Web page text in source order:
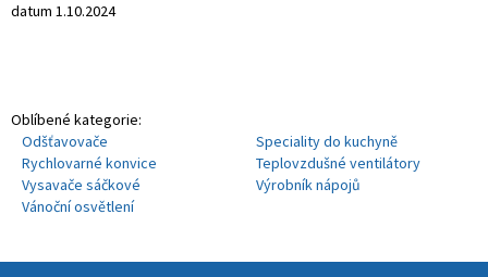
datum 1.10.2024
Oblíbené kategorie:
Odšťavovače
Speciality do kuchyně
Rychlovarné konvice
Teplovzdušné ventilátory
Vysavače sáčkové
Výrobník nápojů
Vánoční osvětlení